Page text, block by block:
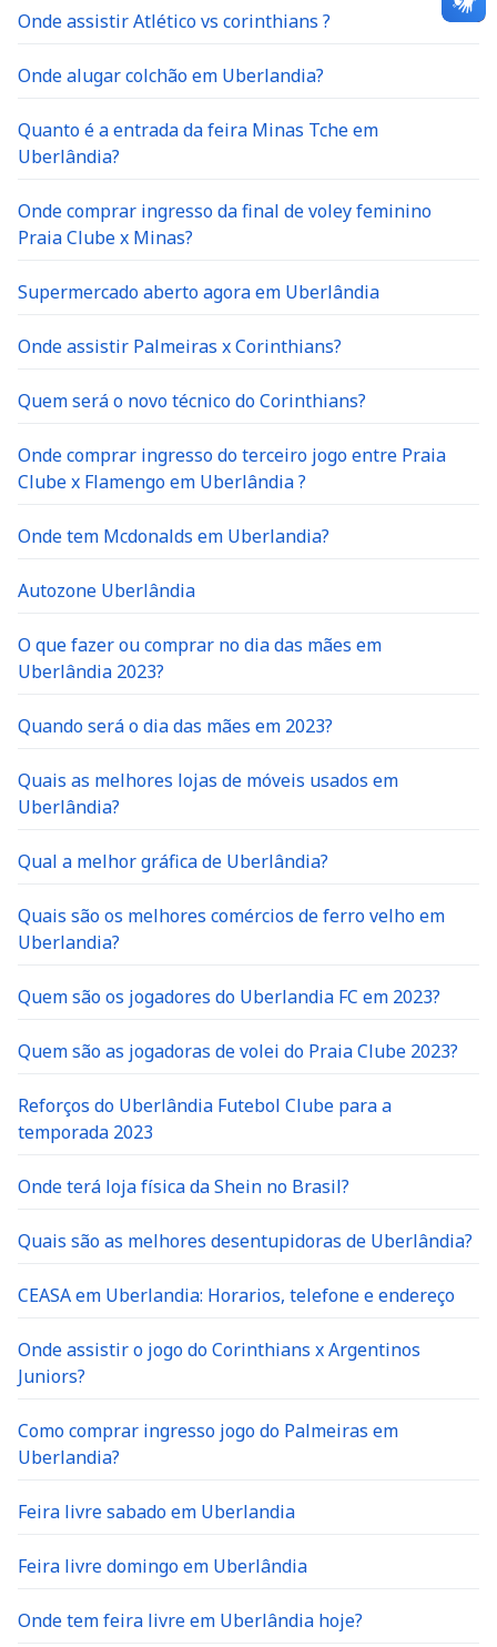
Onde assistir Atlético vs corinthians ?
Onde alugar colchão em Uberlandia?
Quanto é a entrada da feira Minas Tche em
Uberlândia?
Onde comprar ingresso da final de voley feminino
Praia Clube x Minas?
Supermercado aberto agora em Uberlândia
Onde assistir Palmeiras x Corinthians?
Quem será o novo técnico do Corinthians?
Onde comprar ingresso do terceiro jogo entre Praia
Clube x Flamengo em Uberlândia ?
Onde tem Mcdonalds em Uberlandia?
Autozone Uberlândia
O que fazer ou comprar no dia das mães em
Uberlândia 2023?
Quando será o dia das mães em 2023?
Quais as melhores lojas de móveis usados em
Uberlândia?
Qual a melhor gráfica de Uberlândia?
Quais são os melhores comércios de ferro velho em
Uberlandia?
Quem são os jogadores do Uberlandia FC em 2023?
Quem são as jogadoras de volei do Praia Clube 2023?
Reforços do Uberlândia Futebol Clube para a
temporada 2023
Onde terá loja física da Shein no Brasil?
Quais são as melhores desentupidoras de Uberlândia?
CEASA em Uberlandia: Horarios, telefone e endereço
Onde assistir o jogo do Corinthians x Argentinos
Juniors?
Como comprar ingresso jogo do Palmeiras em
Uberlandia?
Feira livre sabado em Uberlandia
Feira livre domingo em Uberlândia
Onde tem feira livre em Uberlândia hoje?